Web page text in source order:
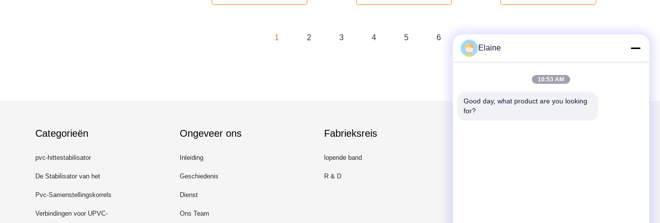
1 2 3 4 5 6
Categorieën
pvc-hittestabilisator
De Stabilisator van het
calciumzink
Pvc-Samenstellingskorrels
Verbindingen voor UPVC-
Ongeveer ons
Inleiding
Geschiedenis
Dienst
Ons Team
Fabrieksreis
lopende band
R & D
Elaine
10:53 AM
Good day, what product are you looking
for?